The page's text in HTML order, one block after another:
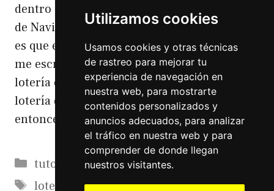
Utilizamos cookies
Usamos cookies y otras técnicas
de rastreo para mejorar tu
experiencia de navegación en
nuestra web, para mostrarte
contenidos personalizados y
anuncios adecuados, para analizar
el tráfico en nuestra web y para
comprender de donde llegan
nuestros visitantes.
dentro de nada ya se podrá comprar Lotería
de Navidad 2020 Lotería de Navidad 2020 Y
es que esto viene a cuento porque el otro día
me escribieron de una administración de
lotería donde he comprado alguna vez
lotería de navidad para ver que tal estaba. Y
entonces aunque …Leer más
Categorías
tutoriales
Etiquetas
loteria loteria de navidad,loteria